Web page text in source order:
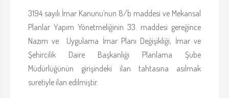
3194 sayılı İmar Kanunu´nun 8/b maddesi ve Mekansal
Planlar Yapım Yönetmeliğinin 33. maddesi gereğince
Nazım ve Uygulama İmar Planı Değişikliği, İmar ve
Şehircilik Daire Başkanlığı Planlama Şube
Müdürlüğünün girişindeki ilan tahtasına asılmak
suretiyle ilan edilmiştir.